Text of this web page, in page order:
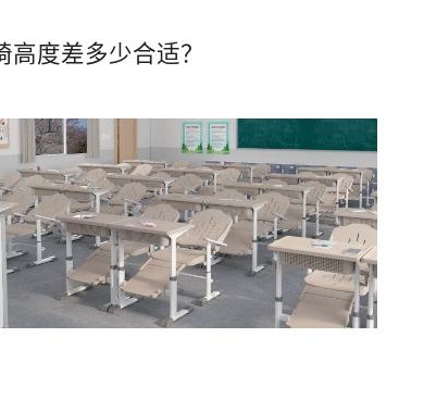
高度差多少合适？